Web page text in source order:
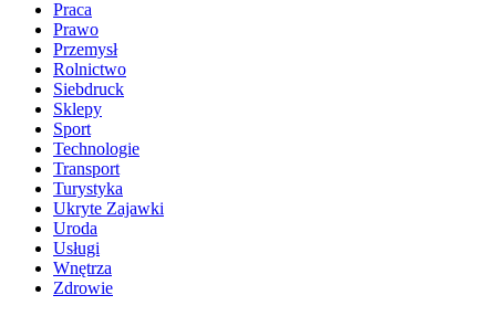
Praca
Prawo
Przemysł
Rolnictwo
Siebdruck
Sklepy
Sport
Technologie
Transport
Turystyka
Ukryte Zajawki
Uroda
Usługi
Wnętrza
Zdrowie